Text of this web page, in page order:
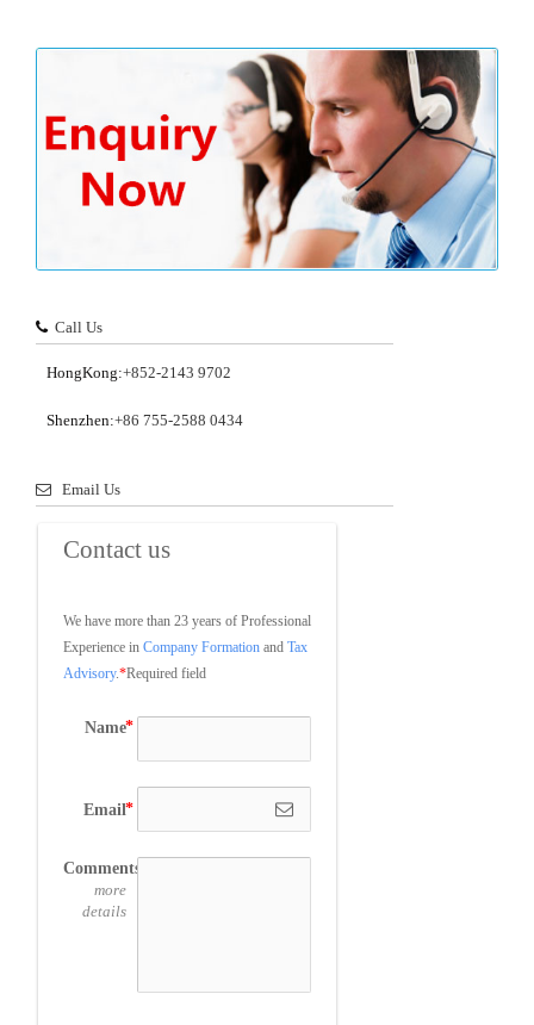
Call Us
HongKong:+852-2143 9702
Shenzhen:+86 755-2588 0434
Email Us
Contact us
We have more than 23 years of Professional
Experience in Company Formation and Tax
Advisory.*Required field
Name
Email
Comments
more
details